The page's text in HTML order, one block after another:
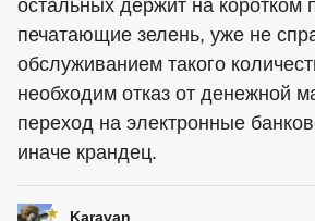
остальных держит на коротком
печатающие зелень, уже не
обслуживанием такого
необходим отказ от денежной
переход на электронные
иначе крандец.
Karavan